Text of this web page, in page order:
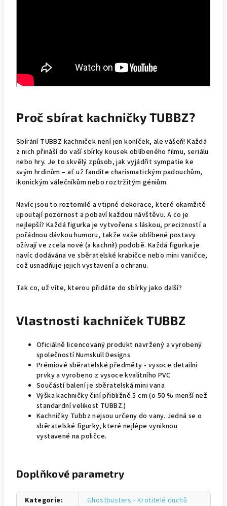
Proč sbírat kachničky TUBBZ?
Sbírání TUBBZ kachniček není jen koníček, ale vášeň! Každá
z nich přináší do vaší sbírky kousek oblíbeného filmu, seriálu
nebo hry. Je to skvělý způsob, jak vyjádřit sympatie ke
svým hrdinům – ať už fandíte charismatickým padouchům,
ikonickým válečníkům nebo roztržitým géniům.
Navíc jsou to roztomilé a vtipné dekorace, které okamžitě
upoutají pozornost a pobaví každou návštěvu. A co je
nejlepší? Každá figurka je vytvořena s láskou, precizností a
pořádnou dávkou humoru, takže vaše oblíbené postavy
ožívají ve zcela nové (a kachní!) podobě. Každá figurka je
navíc dodávána ve sběratelské krabičce nebo mini vaničce,
což usnadňuje jejich vystavení a ochranu.
Tak co, už víte, kterou přidáte do sbírky jako další?
Vlastnosti kachniček TUBBZ
Oficiálně licencovaný produkt navržený a vyrobený
společností Numskull Designs
Prémiové sběratelské předměty - vysoce detailní
prvky a vyrobeno z vysoce kvalitního PVC
Součástí balení je sběratelská mini vana
Výška kachničky činí přibližně 5 cm (o 50 % menší než
standardní velikost TUBBZ.)
Kachničky Tubbz nejsou určeny do vany. Jedná se o
sběratelské figurky, které nejlépe vyniknou
vystavené na poličce.
Doplňkové parametry
Kategorie:
Ghostbusters - Krotitelé duchů